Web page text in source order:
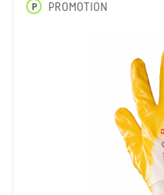
P PROMOTION